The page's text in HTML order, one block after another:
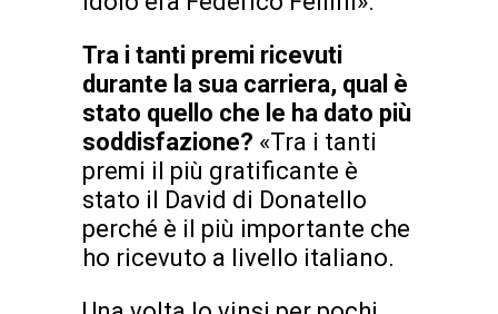
Tra i tanti premi ricevuti
durante la sua carriera, qual è
stato quello che le ha dato più
soddisfazione? «Tra i tanti
premi il più gratificante è
stato il David di Donatello
perché è il più importante che
ho ricevuto a livello italiano.